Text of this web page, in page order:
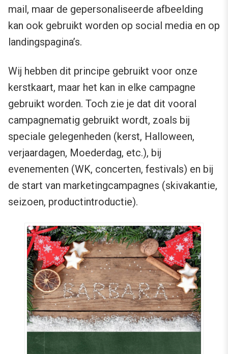
mail, maar de gepersonaliseerde afbeelding
kan ook gebruikt worden op social media en op
landingspagina’s.
Wij hebben dit principe gebruikt voor onze
kerstkaart, maar het kan in elke campagne
gebruikt worden. Toch zie je dat dit vooral
campagnematig gebruikt wordt, zoals bij
speciale gelegenheden (kerst, Halloween,
verjaardagen, Moederdag, etc.), bij
evenementen (WK, concerten, festivals) en bij
de start van marketingcampagnes (skivakantie,
seizoen, productintroductie).